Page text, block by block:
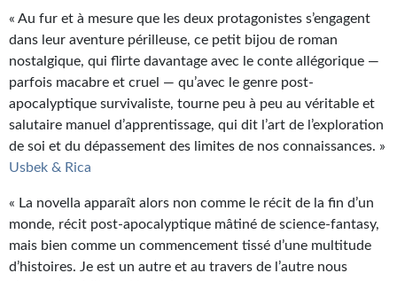
« Au fur et à mesure que les deux protagonistes s’engagent
dans leur aventure périlleuse, ce petit bijou de roman
nostalgique, qui flirte davantage avec le conte allégorique —
parfois macabre et cruel — qu’avec le genre post-
apocalyptique survivaliste, tourne peu à peu au véritable et
salutaire manuel d’apprentissage, qui dit l’art de l’exploration
de soi et du dépassement des limites de nos connaissances. »
Usbek & Rica
« La novella apparaît alors non comme le récit de la fin d’un
monde, récit post-apocalyptique mâtiné de science-fantasy,
mais bien comme un commencement tissé d’une multitude
d’histoires. Je est un autre et au travers de l’autre nous